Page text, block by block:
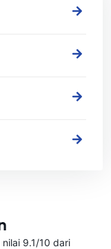
9.1/10 dari